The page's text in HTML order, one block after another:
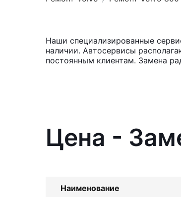
Наши специализированные
наличии. Автосервисы
постоянным клиентам. Замена
Цена -
Наименование